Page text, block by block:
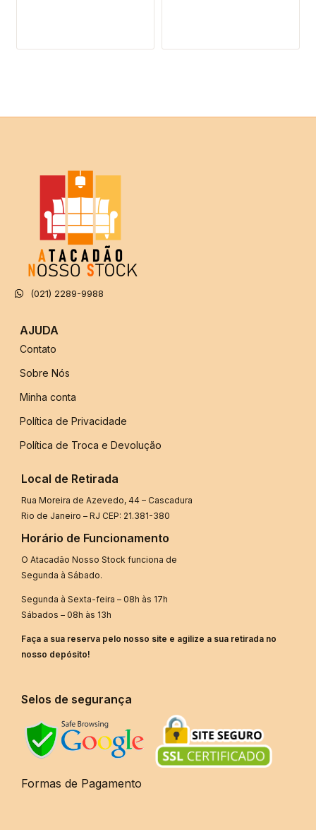
(021) 2289-9988
AJUDA
Contato
Sobre Nós
Minha conta
Política de Privacidade
Política de Troca e Devolução
Local de Retirada
Rua Moreira de Azevedo, 44 – Cascadura
Rio de Janeiro – RJ CEP: 21.381-380
Horário de Funcionamento
O Atacadão Nosso Stock funciona de
Segunda à Sábado.
Segunda à Sexta-feira – 08h às 17h
Sábados – 08h às 13h
Faça a sua reserva pelo nosso site e agilize a sua retirada no
nosso depósito!
Selos de segurança
Formas de Pagamento